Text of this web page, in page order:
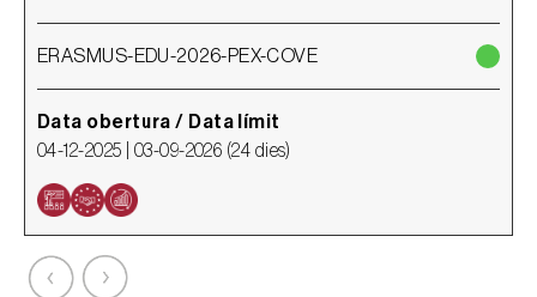
ERASMUS-EDU-2026-PEX-COVE
Data obertura / Data límit
04-12-2025 | 03-09-2026 (24 dies)